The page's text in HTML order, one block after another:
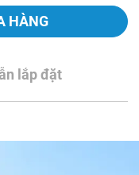
HÀNG
lắp đặt